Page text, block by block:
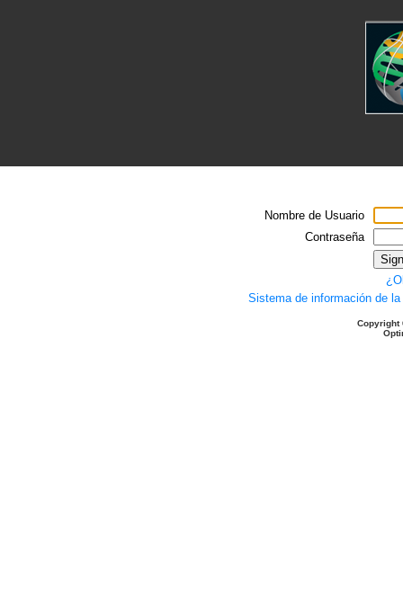
Nombre de Usuario
Contraseña
Sistema de información de
Copyright